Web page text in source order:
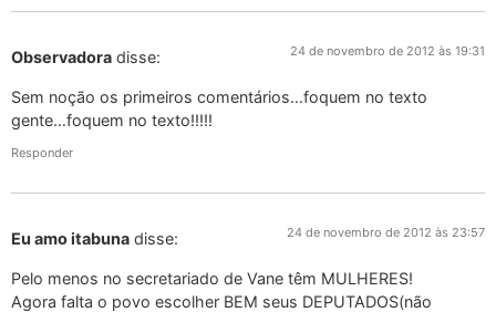
Observadora disse: 24 de novembro de 2012 às 19:31
Sem noção os primeiros comentários…foquem no texto
gente…foquem no texto!!!!!
Responder
Eu amo itabuna disse: 24 de novembro de 2012 às 23:57
Pelo menos no secretariado de Vane têm MULHERES!
Agora falta o povo escolher BEM seus DEPUTADOS(não